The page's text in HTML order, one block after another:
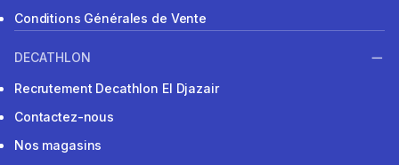
Conditions Générales de Vente
DECATHLON
Recrutement Decathlon El Djazair
Contactez-nous
Nos magasins